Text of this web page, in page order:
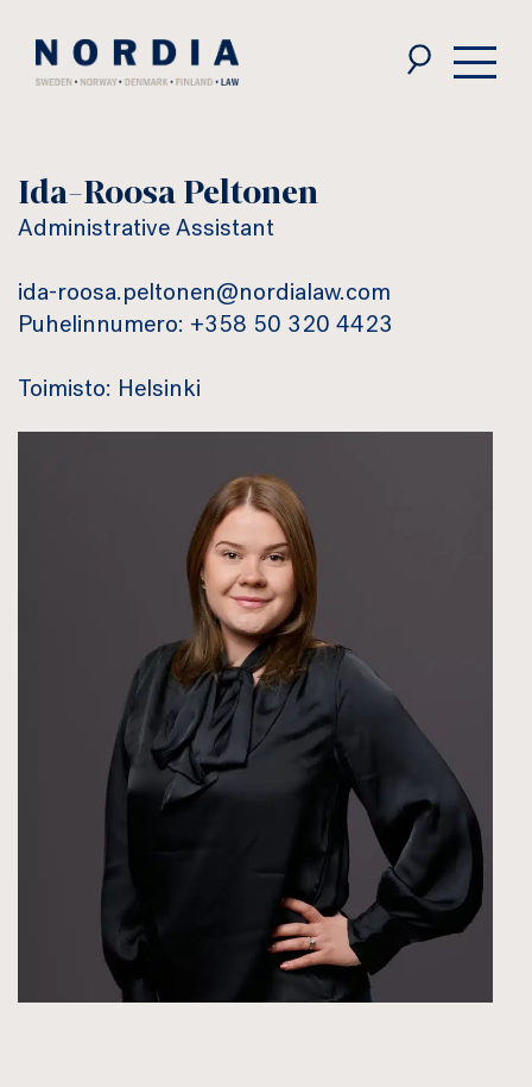
Law
Ida-Roosa Peltonen
Administrative Assistant
ida-roosa.peltonen@nordialaw.com
Puhelinnumero: +358 50 320 4423
Toimisto: Helsinki